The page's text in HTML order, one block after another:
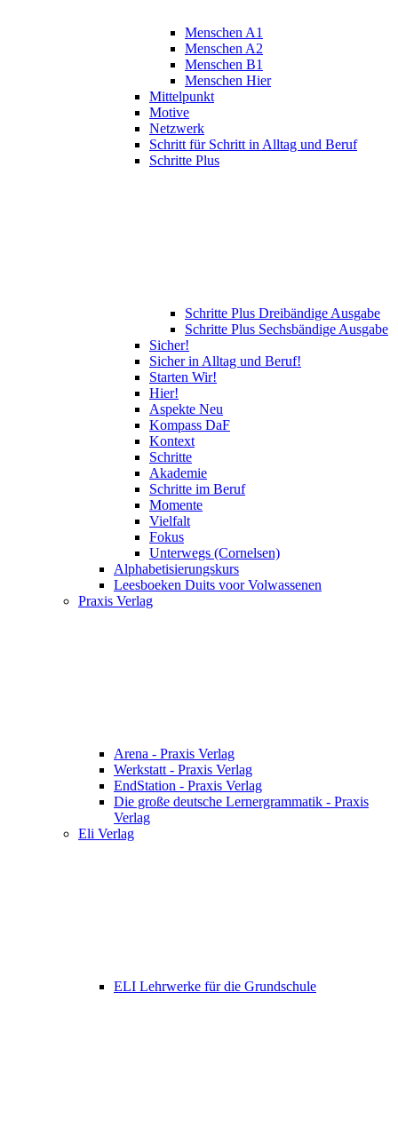
Menschen A1
Menschen A2
Menschen B1
Menschen Hier
Mittelpunkt
Motive
Netzwerk
Schritt für Schritt in Alltag und Beruf
Schritte Plus
Schritte Plus Dreibändige Ausgabe
Schritte Plus Sechsbändige Ausgabe
Sicher!
Sicher in Alltag und Beruf!
Starten Wir!
Hier!
Aspekte Neu
Kompass DaF
Kontext
Schritte
Akademie
Schritte im Beruf
Momente
Vielfalt
Fokus
Unterwegs (Cornelsen)
Alphabetisierungskurs
Leesboeken Duits voor Volwassenen
Praxis Verlag
Arena - Praxis Verlag
Werkstatt - Praxis Verlag
EndStation - Praxis Verlag
Die große deutsche Lernergrammatik - Praxis
Verlag
Eli Verlag
ELI Lehrwerke für die Grundschule